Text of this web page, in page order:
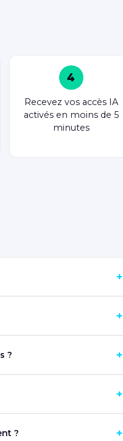
4
Recevez vos accès IA
activés en moins de 5
minutes
+
+
? +
+
? +